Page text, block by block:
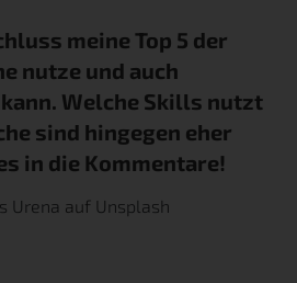
meine Top 5 der
nutze und auch
Welche Skills nutzt
sind hingegen eher
in die Kommentare!
Urena auf Unsplash